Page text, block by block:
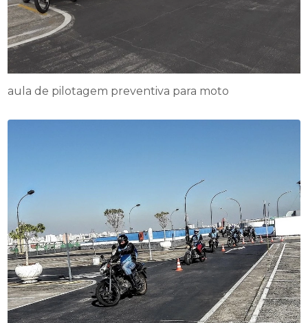
aula de pilotagem preventiva para moto